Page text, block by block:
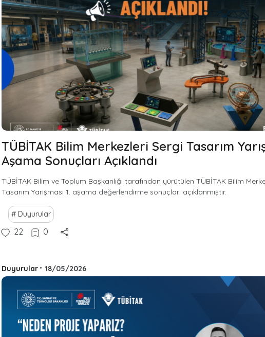
TÜBİTAK Bilim Merkezleri Sergi Tasarım
Aşama Sonuçları Açıklandı
TÜBİTAK Bilim ve Toplum Başkanlığı tarafından yürütülen TÜBİTAK Bilim
Tasarım Yarışması 1. aşama değerlendirme sonuçları açıklanmıştır.
Duyurular
22 0
Duyurular • 18/05/2026